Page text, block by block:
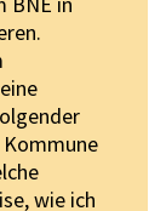
wie ich